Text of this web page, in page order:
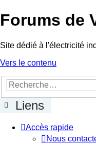
Forums de
Site dédié à l'électricité
Vers le contenu
Liens
Accès rapide
Nous